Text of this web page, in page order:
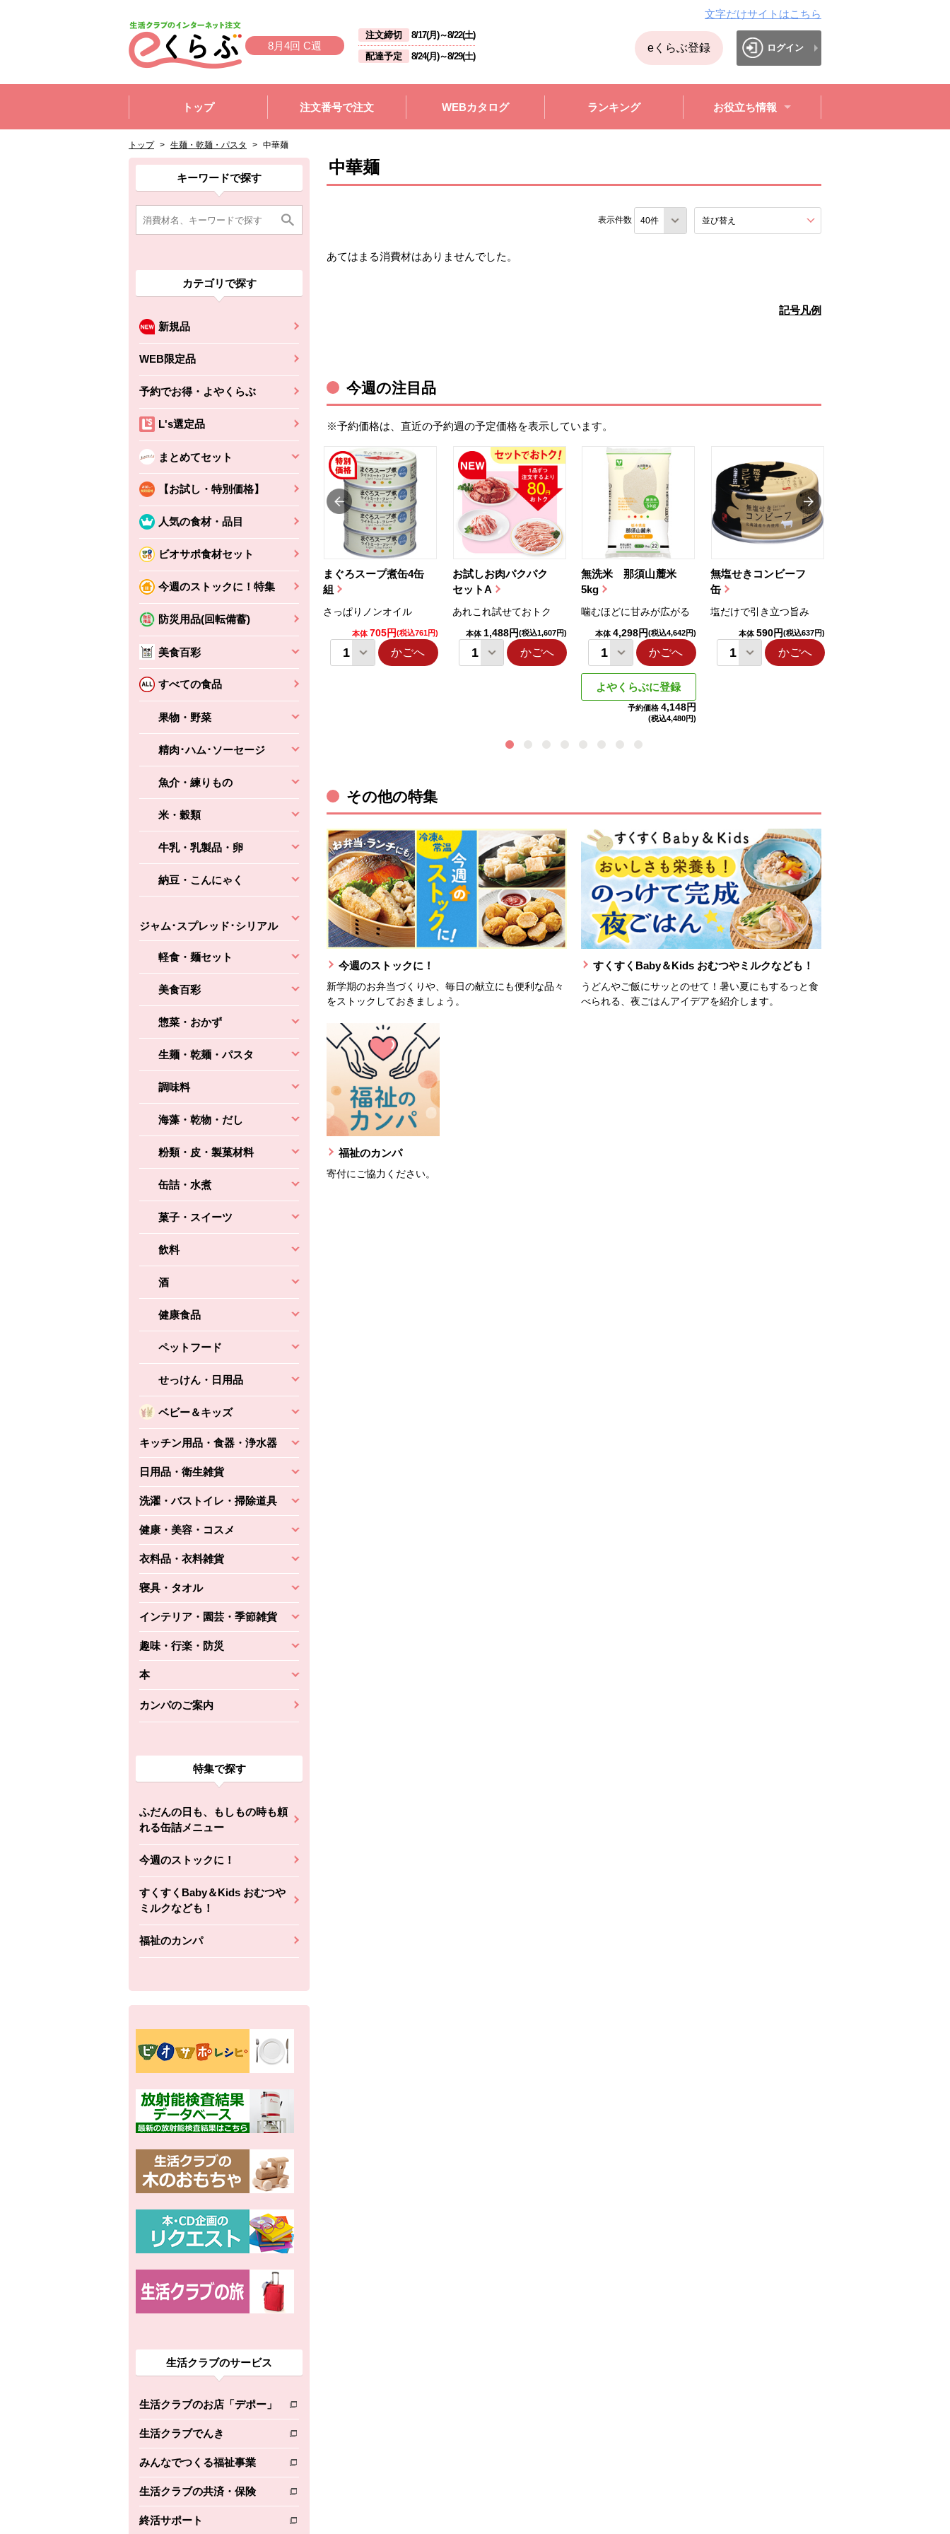
8月4回 C週
注文締切 8/17(月)～8/22(土)
配達予定
8/24(月)～8/29(土)
文字だけサイトはこちら
eくらぶ登録 ログイン
トップ
注文番号で注文 WEBカタログ ランキング お役立ち情報
トップ > 生麺・乾麺・パスタ > 中華麺
ここから消費材検索メニューです。
キーワードで探す
カテゴリで探す
新規品
WEB限定品
予約でお得・よやくらぶ
L's選定品
まとめてセット
【お試し・特別価格】
人気の食材・品目
ビオサポ食材セット
今週のストックに！特集
防災用品(回転備蓄)
美食百彩
すべての食品
果物・野菜
精肉･ハム･ソーセージ
魚介・練りもの
米・穀類
牛乳・乳製品・卵
納豆・こんにゃく
ジャム･スプレッド･シリアル
軽食・麺セット
美食百彩
惣菜・おかず
生麺・乾麺・パスタ
調味料
海藻・乾物・だし
粉類・皮・製菓材料
缶詰・水煮
菓子・スイーツ
飲料
酒
健康食品
ペットフード
せっけん・日用品
ベビー＆キッズ
キッチン用品・食器・浄水器
日用品・衛生雑貨
洗濯・バストイレ・掃除道具
健康・美容・コスメ
衣料品・衣料雑貨
寝具・タオル
インテリア・園芸・季節雑貨
趣味・行楽・防災
本
カンパのご案内
特集で探す
ふだんの日も、もしもの時も頼
れる缶詰メニュー
今週のストックに！
すくすくBaby＆Kids おむつや
ミルクなども！
福祉のカンパ
消費材検索メニューここまで。
ここから本文です。
ここから組合員向けメニューです。
生活クラブのサービス
生活クラブのお店「デポー」
別のウィンドウで開きます。
生活クラブでんき
別のウィンドウで開きます。
みんなでつくる福祉事業
別のウィンドウで開きます。
生活クラブの共済・保険
別のウィンドウで開きます。
終活サポート
別のウィンドウで開きます。
組合員向けメニューここまで。
ここから本文です。 中華麺
表示件数 並び替え
あてはまる消費材はありませんでした。
記号凡例
今週の注目品
※予約価格は、直近の予約週の予定価格を表示しています。
まぐろスープ煮缶4缶
組
さっぱりノンオイル
本体 705円(税込761円)
かごへ
お試しお肉パクパク
セットA
あれこれ試せておトク
本体 1,488円(税込1,607円)
かごへ
無洗米 那須山麓米
5kg
噛むほどに甘みが広がる
本体 4,298円(税込4,642円)
かごへ
よやくらぶに登録
予約価格 4,148円
(税込4,480円)
無塩せきコンビーフ
缶
塩だけで引き立つ旨み
本体 590円(税込637円)
かごへ
ちょこっと揚げ（香
えびの風味がぶわっ！
かごへ
バルサミコ
本体2,160円 (税込2,333円)
かごへ
その他の特集
今週のストックに！
新学期のお弁当づくりや、毎日の献立にも便利な品々
をストックしておきましょう。
すくすくBaby＆Kids おむつやミルクなども！
うどんやご飯にサッとのせて！暑い夏にもするっと食
べられる、夜ごはんアイデアを紹介します。
福祉のカンパ
寄付にご協力ください。